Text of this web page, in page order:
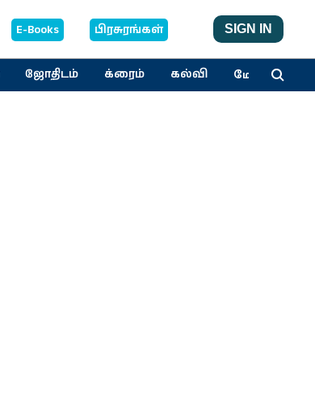
E-Books பிரசுரங்கள் SIGN IN
ஜோதிடம் க்ரைம் கல்வி மேலும்